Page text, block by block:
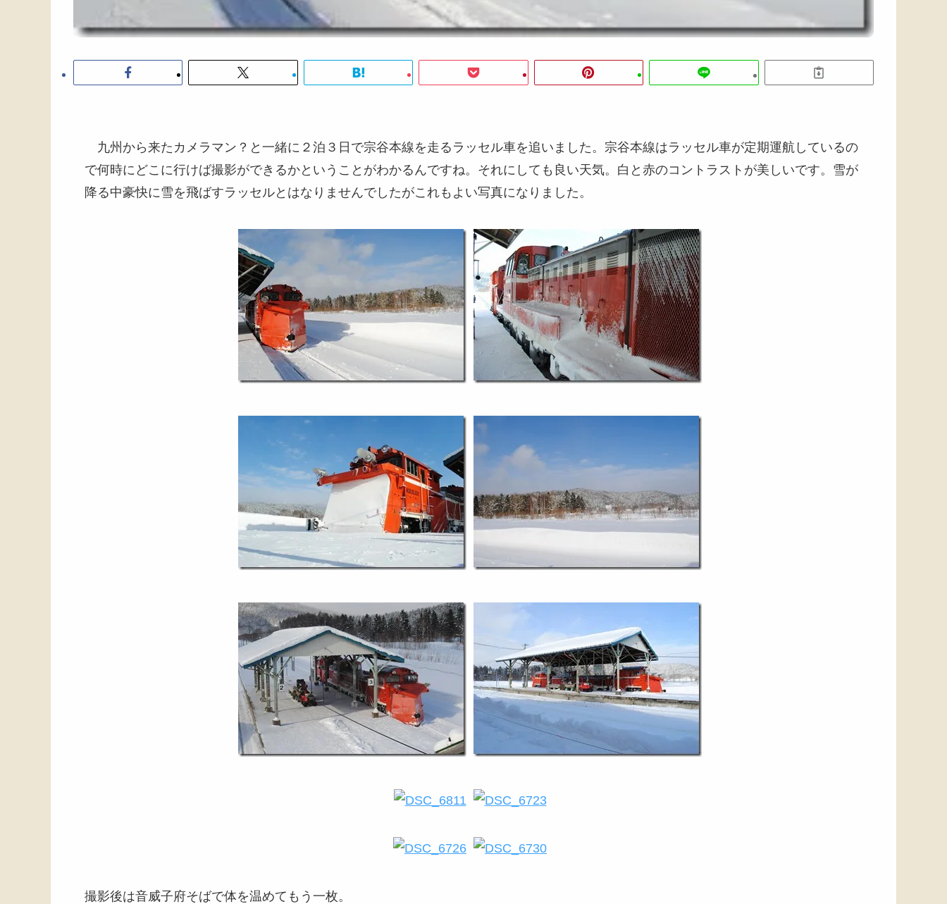
九州から来たカメラマン？と一緒に２泊３日で宗谷本線を走るラッセル車を追いました。宗谷本線はラッセル車が定期運航しているの
で何時にどこに行けば撮影ができるかということがわかるんですね。それにしても良い天気。白と赤のコントラストが美しいです。雪が
降る中豪快に雪を飛ばすラッセルとはなりませんでしたがこれもよい写真になりました。
撮影後は音威子府そばで体を温めてもう一枚。